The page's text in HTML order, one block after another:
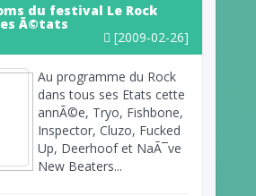
du festival Le Rock
Ã©tats
[2009-02-26]
Au programme du Rock
dans tous ses Etats cette
annÃ©e, Tryo, Fishbone,
Inspector, Cluzo, Fucked
Up, Deerhoof et NaÃ¯ve
New Beaters...